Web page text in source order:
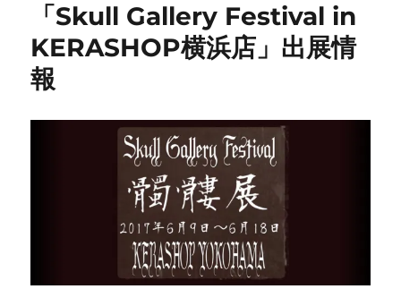
「Skull Gallery Festival in
KERASHOP横浜店」出展情
報